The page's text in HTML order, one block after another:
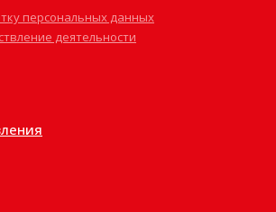
персональных данных
деятельности